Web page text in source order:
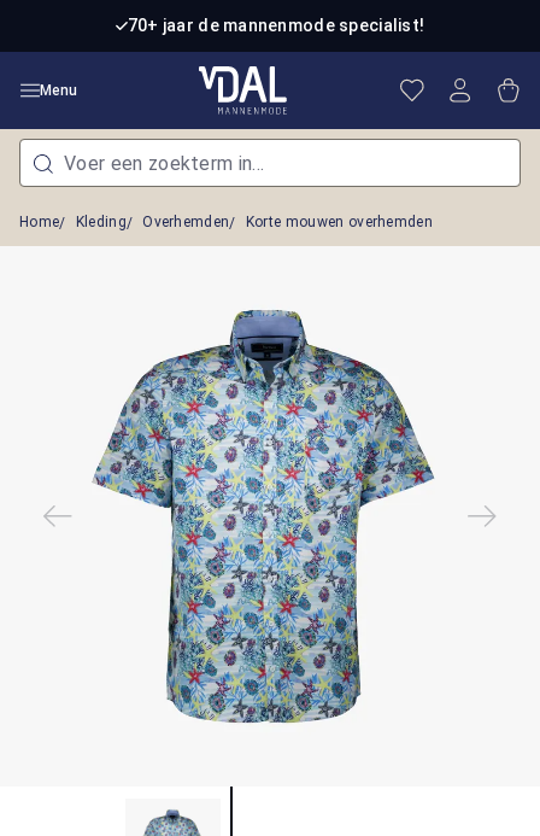
Ga naar de hoofdinhoud70+ jaar de mannenmode specialist!
Menu Je hebt 0
Home Kleding Overhemden Korte mouwen overhemden